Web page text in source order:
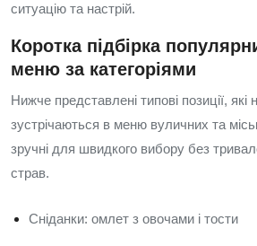
ситуацію та настрій.
Коротка підбірка
меню за категоріями
Нижче представлені типові позиції, які
зустрічаються в меню вуличних та
зручні для швидкого вибору без
страв.
Сніданки: омлет з овочами і тости